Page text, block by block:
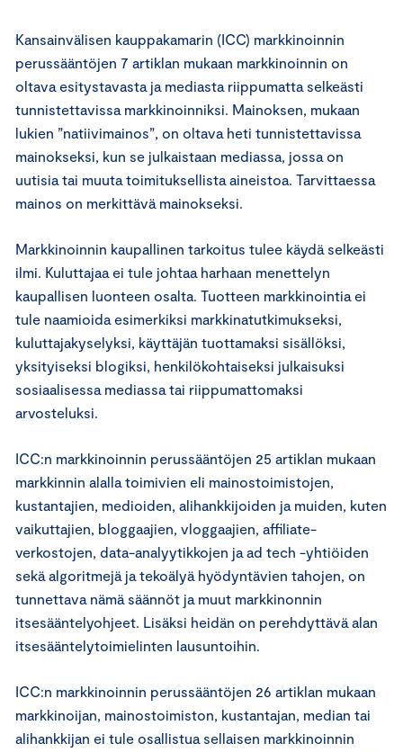
Kansainvälisen kauppakamarin (ICC) markkinoinnin
perussääntöjen 7 artiklan mukaan markkinoinnin on
oltava esitystavasta ja mediasta riippumatta selkeästi
tunnistettavissa markkinoinniksi. Mainoksen, mukaan
lukien ”natiivimainos”, on oltava heti tunnistettavissa
mainokseksi, kun se julkaistaan mediassa, jossa on
uutisia tai muuta toimituksellista aineistoa. Tarvittaessa
mainos on merkittävä mainokseksi.
Markkinoinnin kaupallinen tarkoitus tulee käydä selkeästi
ilmi. Kuluttajaa ei tule johtaa harhaan menettelyn
kaupallisen luonteen osalta. Tuotteen markkinointia ei
tule naamioida esimerkiksi markkinatutkimukseksi,
kuluttajakyselyksi, käyttäjän tuottamaksi sisällöksi,
yksityiseksi blogiksi, henkilökohtaiseksi julkaisuksi
sosiaalisessa mediassa tai riippumattomaksi
arvosteluksi.
ICC:n markkinoinnin perussääntöjen 25 artiklan mukaan
markkinnin alalla toimivien eli mainostoimistojen,
kustantajien, medioiden, alihankkijoiden ja muiden, kuten
vaikuttajien, bloggaajien, vloggaajien, affiliate-
verkostojen, data-analyytikkojen ja ad tech -yhtiöiden
sekä algoritmejä ja tekoälyä hyödyntävien tahojen, on
tunnettava nämä säännöt ja muut markkinonnin
itsesääntelyohjeet. Lisäksi heidän on perehdyttävä alan
itsesääntelytoimielinten lausuntoihin.
ICC:n markkinoinnin perussääntöjen 26 artiklan mukaan
markkinoijan, mainostoimiston, kustantajan, median tai
alihankkijan ei tule osallistua sellaisen markkinoinnin